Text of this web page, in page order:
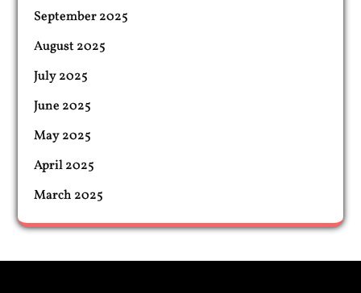
September 2025
August 2025
July 2025
June 2025
May 2025
April 2025
March 2025